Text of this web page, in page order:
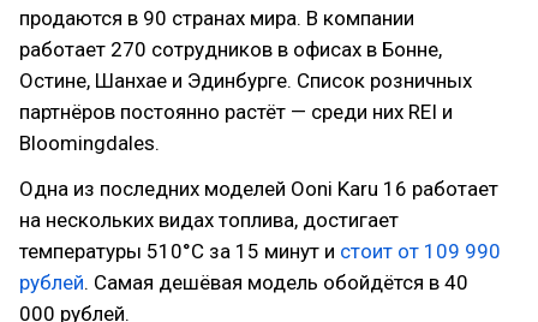
продаются в 90 странах мира. В компании
работает 270 сотрудников в офисах в Бонне,
Остине, Шанхае и Эдинбурге. Список розничных
партнёров постоянно растёт — среди них REI и
Bloomingdales.
Одна из последних моделей Ooni Karu 16 работает
на нескольких видах топлива, достигает
температуры 510°C за 15 минут и стоит от 109 990
рублей. Самая дешёвая модель обойдётся в 40
000 рублей.